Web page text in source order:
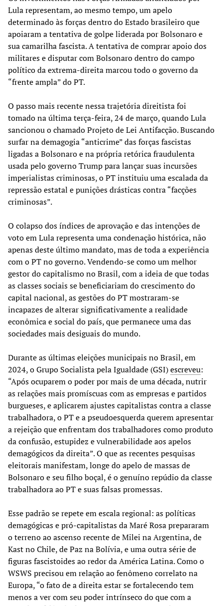
Lula representam, ao mesmo tempo, um apelo
determinado às forças dentro do Estado brasileiro que
apoiaram a tentativa de golpe liderada por Bolsonaro e
sua camarilha fascista. A tentativa de comprar apoio dos
militares e disputar com Bolsonaro dentro do campo
político da extrema-direita marcou todo o governo da
“frente ampla” do PT.
O passo mais recente nessa trajetória direitista foi
tomado na última terça-feira, 24 de março, quando Lula
sancionou o chamado Projeto de Lei Antifacção. Buscando
surfar na demagogia “anticrime” das forças fascistas
ligadas a Bolsonaro e na própria retórica fraudulenta
usada pelo governo Trump para lançar suas incursões
imperialistas criminosas, o PT instituiu uma escalada da
repressão estatal e punições drásticas contra “facções
criminosas”.
O colapso dos índices de aprovação e das intenções de
voto em Lula representa uma condenação histórica, não
apenas deste último mandato, mas de toda a experiência
com o PT no governo. Vendendo-se como um melhor
gestor do capitalismo no Brasil, com a ideia de que todas
as classes sociais se beneficiariam do crescimento do
capital nacional, as gestões do PT mostraram-se
incapazes de alterar significativamente a realidade
econômica e social do país, que permanece uma das
sociedades mais desiguais do mundo.
Durante as últimas eleições municipais no Brasil, em
2024, o Grupo Socialista pela Igualdade (GSI)escreveu:
“Após ocuparem o poder por mais de uma década, nutrir
as relações mais promíscuas com as empresas e partidos
burgueses, e aplicarem ajustes capitalistas contra a classe
trabalhadora, o PT e a pseudoesquerda querem apresentar
a rejeição que enfrentam dos trabalhadores como produto
da confusão, estupidez e vulnerabilidade aos apelos
demagógicos da direita”. O que as recentes pesquisas
eleitorais manifestam, longe do apelo de massas de
Bolsonaro e seu filho boçal, é o genuíno repúdio da classe
trabalhadora ao PT e suas falsas promessas.
Esse padrão se repete em escala regional: as políticas
demagógicas e pró-capitalistas da Maré Rosa prepararam
o terreno ao ascenso recente de Milei na Argentina, de
Kast no Chile, de Paz na Bolívia, e uma outra série de
figuras fascistoides ao redor da América Latina. Como o
WSWS precisou em relação ao fenômeno correlato na
Europa, “o fato de a direita estar se fortalecendo tem
menos a ver com seu poder intrínseco do que com a